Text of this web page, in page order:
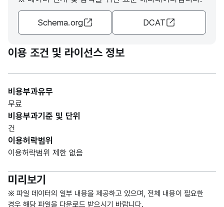
Schema.org DCAT
이용 조건 및 라이선스 정보
비용부과유무
무료
비용부과기준 및 단위
건
이용허락범위
이용허락범위 제한 없음
미리보기
※ 파일 데이터의 일부 내용을 제공하고 있으며, 전체 내용이 필요한
경우 해당 파일을 다운로드 받으시기 바랍니다.